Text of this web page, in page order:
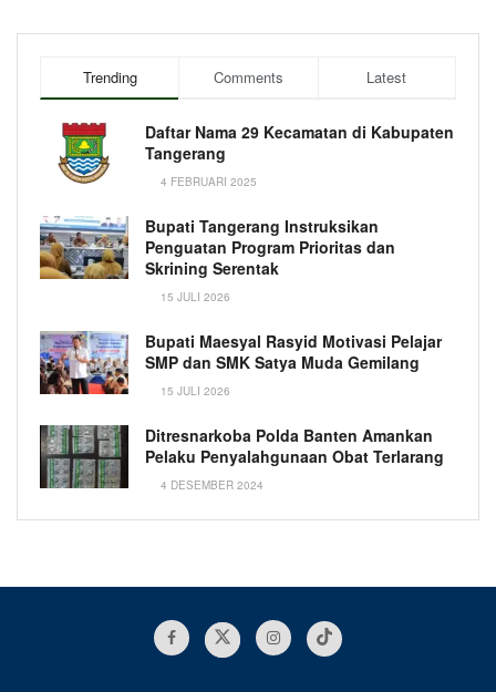
Trending Comments Latest
Daftar Nama 29 Kecamatan di Kabupaten
Tangerang
4 FEBRUARI 2025
Bupati Tangerang Instruksikan
Penguatan Program Prioritas dan
Skrining Serentak
15 JULI 2026
Bupati Maesyal Rasyid Motivasi Pelajar
SMP dan SMK Satya Muda Gemilang
15 JULI 2026
Ditresnarkoba Polda Banten Amankan
Pelaku Penyalahgunaan Obat Terlarang
4 DESEMBER 2024